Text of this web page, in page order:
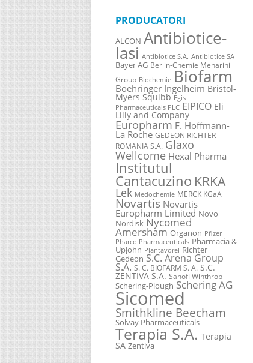
PRODUCATORI
ALCON Antibiotice-
Iasi Antibiotice S.A. Antibiotice SA
Bayer AG Berlin-Chemie Menarini
Group Biochemie Biofarm
Boehringer Ingelheim Bristol-
Myers Squibb Egis
Pharmaceuticals PLC EIPICO Eli
Lilly and Company
Europharm F. Hoffmann-
La Roche GEDEON RICHTER
ROMANIA S.A. Glaxo
Wellcome Hexal Pharma
Institutul
Cantacuzino KRKA
Lek Medochemie MERCK KGaA
Novartis Novartis
Europharm Limited Novo
Nordisk Nycomed
Amersham Organon Pfizer
Pharco Pharmaceuticals Pharmacia &
Upjohn Plantavorel Richter
Gedeon S.C. Arena Group
S.A. S. C. BIOFARM S. A. S.C.
ZENTIVA S.A. Sanofi Winthrop
Schering-Plough Schering AG
Sicomed
Smithkline Beecham
Solvay Pharmaceuticals
Terapia S.A. Terapia
SA Zentiva